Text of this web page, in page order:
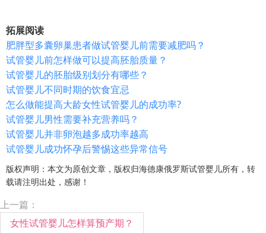
拓展阅读
肥胖型多囊卵巢患者做试管婴儿前需要减肥吗？
试管婴儿前怎样做可以提高胚胎质量？
试管婴儿的胚胎级别划分有哪些？
试管婴儿不同时期的饮食宜忌
怎么做能提高大龄女性试管婴儿的成功率?
试管婴儿男性需要补充营养吗？
试管婴儿并非卵泡越多成功率越高
试管婴儿成功怀孕后警惕这些异常信号
版权声明：本文为原创文章，版权归海德康俄罗斯试管婴儿所有，转
载请注明出处，感谢！
上一篇：
女性试管婴儿怎样算预产期？